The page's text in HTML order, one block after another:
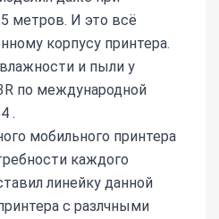
метров. И это всё
корпусу принтера.
и пыли у
по международной
.
мобильного принтера
каждого
линейку данной
с разлчными